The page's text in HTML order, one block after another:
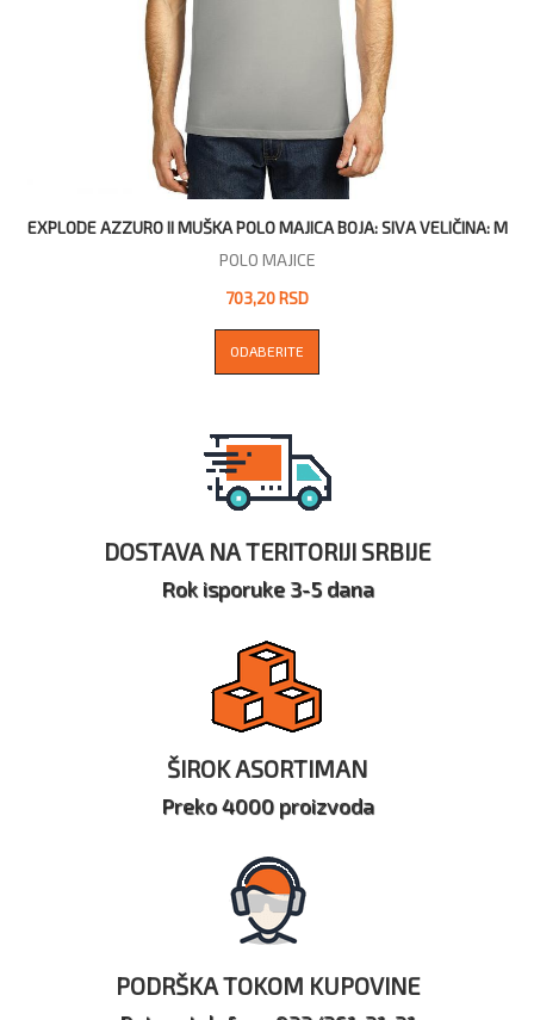
EXPLODE AZZURO II MUŠKA POLO MAJICA BOJA: SIVA VELIČINA: M
POLO MAJICE
703,20 RSD
ODABERITE
DOSTAVA NA TERITORIJI SRBIJE
Rok isporuke 3-5 dana
ŠIROK ASORTIMAN
Preko 4000 proizvoda
PODRŠKA TOKOM KUPOVINE